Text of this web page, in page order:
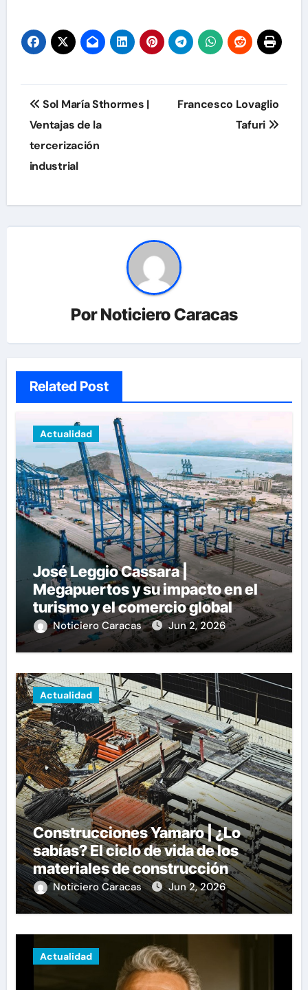
entradas
Navegación
de
entradas
Sol María Sthormes |
Ventajas de la
tercerización
industrial
Francesco Lovaglio
Tafuri
PorNoticiero Caracas
Related Post
Actualidad
José Leggio Cassara |
Megapuertos y su impacto en el
turismo y el comercio global
Noticiero Caracas Jun 2, 2026
Actualidad
Construcciones Yamaro | ¿Lo
sabías? El ciclo de vida de los
materiales de construcción
revoluciona eficiencia en
proyectos modernos
Noticiero Caracas Jun 2, 2026
Actualidad